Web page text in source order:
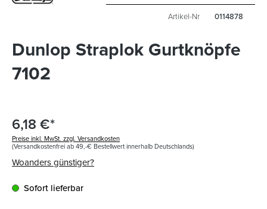
Artikel-Nr 0114878
Dunlop Straplok Gurtknöpfe
7102
6,18 €*
Preise inkl. MwSt. zzgl. Versandkosten
(Versandkostenfrei ab 49,-€ Bestellwert innerhalb Deutschlands)
Woanders günstiger?
Sofort lieferbar